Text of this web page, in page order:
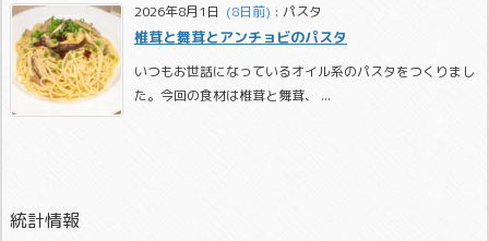
2026年8月1日
  (8日前)
: パスタ
椎茸と舞茸とアンチョビのパスタ
いつもお世話になっているオイル系のパスタをつくりまし
た。今回の食材は椎茸と舞茸、 ...
統計情報